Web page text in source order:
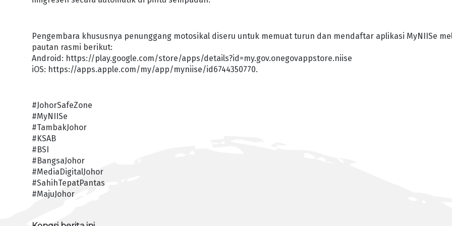
Pengembara khususnya penunggang motosikal diseru untuk memuat turun dan mendaftar aplikasi MyNIISe
pautan rasmi berikut:
Android: https://play.google.com/store/apps/details?id=my.gov.onegovappstore.niise
iOS: https://apps.apple.com/my/app/myniise/id6744350770.
#JohorSafeZone
#MyNIISe
#TambakJohor
#KSAB
#BSI
#BangsaJohor
#MediaDigitalJohor
#SahihTepatPantas
#MajuJohor